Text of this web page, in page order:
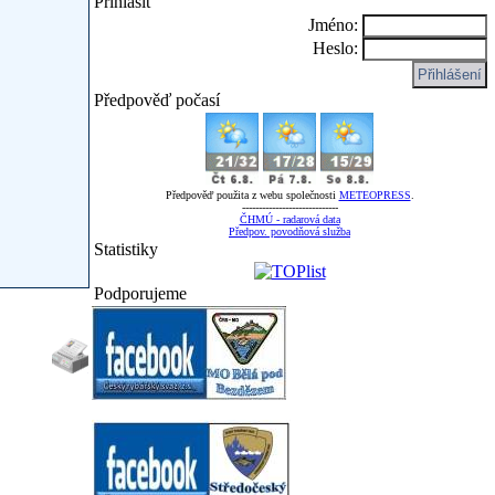
Jméno:
Heslo:
Předpověď počasí
Předpověď použita z webu společnosti METEOPRESS
-----------------------------
ČHMÚ - radarová data
Předpov. povodňová služba
Statistiky
Podporujeme